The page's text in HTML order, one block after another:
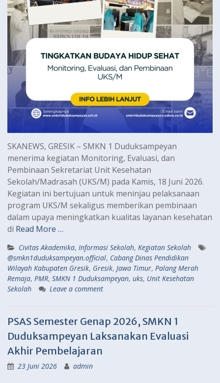
SKANEWS, GRESIK – SMKN 1 Duduksampeyan
menerima kegiatan Monitoring, Evaluasi, dan
Pembinaan Sekretariat Unit Kesehatan
Sekolah/Madrasah (UKS/M) pada Kamis, 18 Juni 2026.
Kegiatan ini bertujuan untuk meninjau pelaksanaan
program UKS/M sekaligus memberikan pembinaan
dalam upaya meningkatkan kualitas layanan kesehatan
di Read More …
Civitas Akademika, Informasi Sekolah, Kegiatan Sekolah
@smkn1duduksampeyan.official, Cabang Dinas Pendidikan
Wilayah Kabupaten Gresik, Gresik, Jawa Timur, Palang Merah
Remaja, PMR, SMKN 1 Duduksampeyan, uks, Unit Kesehatan
Sekolah
Leave a comment
PSAS Semester Genap 2026, SMKN 1
Duduksampeyan Laksanakan Evaluasi
Akhir Pembelajaran
23 Juni 2026 admin